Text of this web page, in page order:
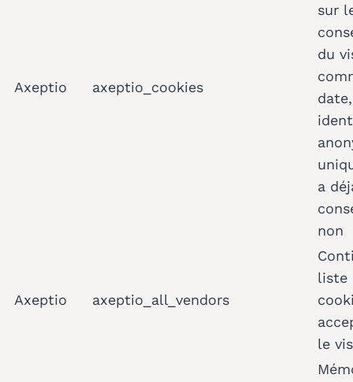
Axeptio axeptio_cookies
sur
du
a
non
Axeptio axeptio_all_vendors
liste
le